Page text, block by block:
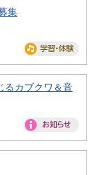
集
るカブクワ＆音